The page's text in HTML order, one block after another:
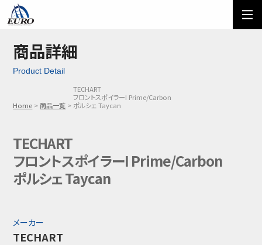
ご利用方法
メール問い合わせ
03-5674-7742
商品詳細
Product Detail
Home 商品一覧
TECHART
フロントスポイラーI Prime/Carbon
ポルシェ Taycan
TECHART
フロントスポイラーI Prime/Carbon
ポルシェ Taycan
メーカー
TECHART